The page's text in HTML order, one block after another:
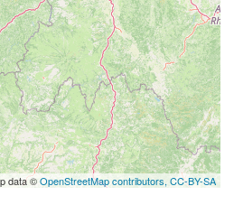
data ©OpenStreetMap contributors, CC-BY-SA